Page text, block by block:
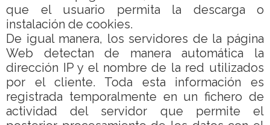
que el usuario permita la descarga o
instalación de cookies.
De igual manera, los servidores de la página
Web detectan de manera automática la
dirección IP y el nombre de la red utilizados
por el cliente. Toda esta información es
registrada temporalmente en un fichero de
actividad del servidor que permite el